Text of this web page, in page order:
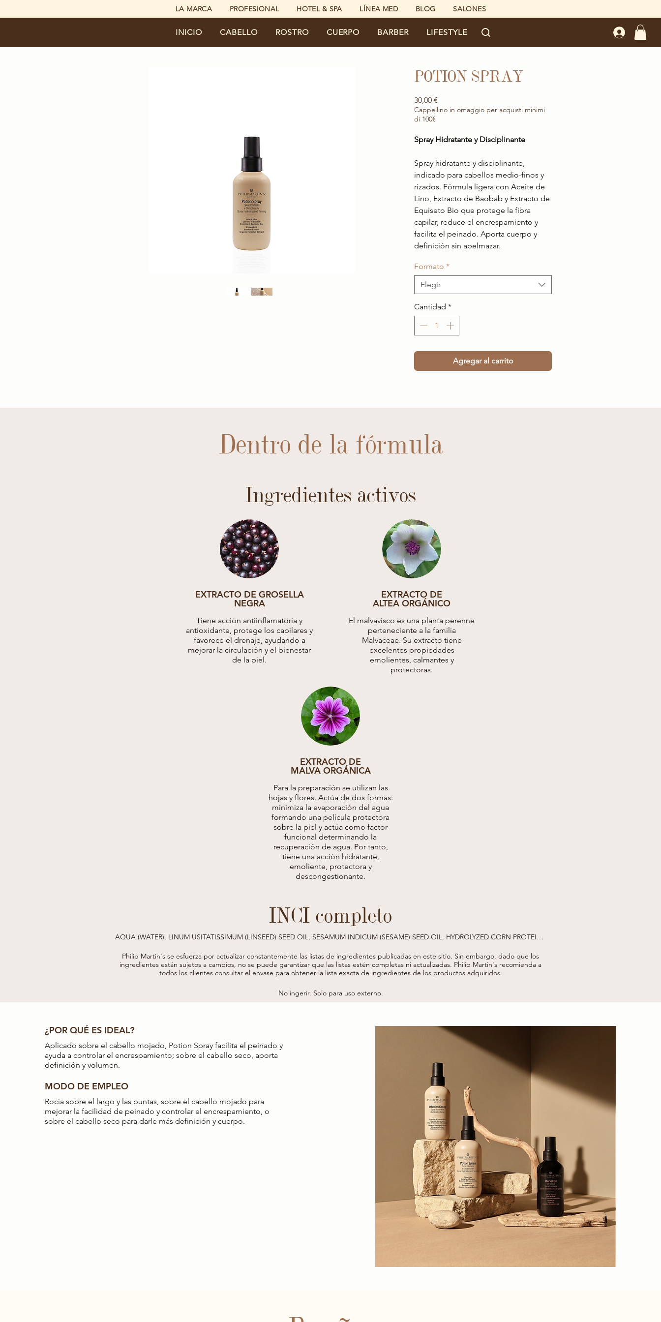
LA MARCA PROFESIONAL HOTEL & SPA LÍNEA MED BLOG SALONES
INICIO CABELLO ROSTRO CUERPO BARBER LIFESTYLE
POTION SPRAY
30,00 €
Cappellino in omaggio per acquisti minimi
di 100€
Spray Hidratante y Disciplinante
Spray hidratante y disciplinante,
indicado para cabellos medio-finos y
rizados. Fórmula ligera con Aceite de
Lino, Extracto de Baobab y Extracto de
Equiseto Bio que protege la fibra
capilar, reduce el encrespamiento y
facilita el peinado. Aporta cuerpo y
definición sin apelmazar.
Formato *
Elegir
Cantidad *
Agregar al carrito
Dentro de la fórmula
Ingredientes activos
EXTRACTO DE GROSELLA
NEGRA
Tiene acción antiinflamatoria y
antioxidante, protege los capilares y
favorece el drenaje, ayudando a
mejorar la circulación y el bienestar
de la piel.
EXTRACTO DE
ALTEA ORGÁNICO
El malvavisco es una planta perenne
perteneciente a la familia
Malvaceae. Su extracto tiene
excelentes propiedades
emolientes, calmantes y
protectoras.
EXTRACTO DE
MALVA ORGÁNICA
Para la preparación se utilizan las
hojas y flores. Actúa de dos formas:
minimiza la evaporación del agua
formando una película protectora
sobre la piel y actúa como factor
funcional determinando la
recuperación de agua. Por tanto,
tiene una acción hidratante,
emoliente, protectora y
descongestionante.
INCI completo
AQUA (WATER), LINUM USITATISSIMUM (LINSEED) SEED OIL, SESAMUM INDICUM (SESAME) SEED OIL, HYDROLYZED CORN PROTEIN,
ANNUUS (SUNFLOWER) SEED OIL, ROSMARINUS OFFICINALIS (ROSEMARY) LEAF EXTRACT, EQUISETUM ARVENSE EXTRACT*,
POLYQUATERNIUM-37, METHOXY PEG/PPG-7/3 AMINOPROPYL DIMETHICONE, PHENOXYETHANOL, ETHYLHEXYLGLYCERIN, SODIUM
DEHYDROACETATE, HEXAMETHYLINDANOPYRAN, SODIUM ACETYL BENZOATE, POTASSIUM CEDRENE, SORBATE, TETRAMETHYL
ACETYLOCTAHYDRONAPHTHALENES, GERANYL ACETATE, TERPINEOL, LINALYL ACETATE, LEUCONOSTOC/RADISH ROOT FERMENT
Philip Martin's se esfuerza por actualizar constantemente las listas de ingredientes publicadas en este sitio. Sin embargo, dado que los
ingredientes están sujetos a cambios, no se puede garantizar que las listas estén completas ni actualizadas. Philip Martin's recomienda a
todos los clientes consultar el envase para obtener la lista exacta de ingredientes de los productos adquiridos.
No ingerir. Solo para uso externo.
¿POR QUÉ ES IDEAL?
Aplicado sobre el cabello mojado, Potion Spray facilita el peinado y
ayuda a controlar el encrespamiento; sobre el cabello seco, aporta
definición y volumen.
MODO DE EMPLEO
Rocía sobre el largo y las puntas, sobre el cabello mojado para
mejorar la facilidad de peinado y controlar el encrespamiento, o
sobre el cabello seco para darle más definición y cuerpo.